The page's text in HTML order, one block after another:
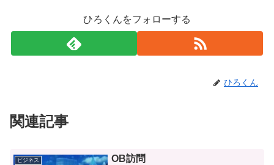
ひろくんをフォローする
ひろくん
関連記事
ビジネス OB訪問